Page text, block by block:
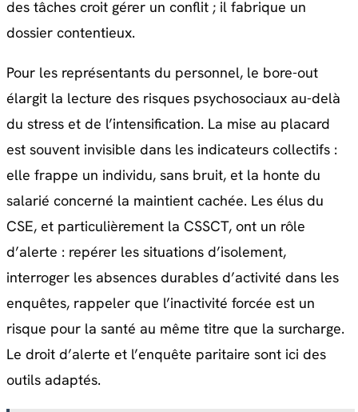
des tâches croit gérer un conflit ; il fabrique un
dossier contentieux.
Pour les représentants du personnel, le bore-out
élargit la lecture des risques psychosociaux au-delà
du stress et de l’intensification. La mise au placard
est souvent invisible dans les indicateurs collectifs :
elle frappe un individu, sans bruit, et la honte du
salarié concerné la maintient cachée. Les élus du
CSE, et particulièrement la CSSCT, ont un rôle
d’alerte : repérer les situations d’isolement,
interroger les absences durables d’activité dans les
enquêtes, rappeler que l’inactivité forcée est un
risque pour la santé au même titre que la surcharge.
Le droit d’alerte et l’enquête paritaire sont ici des
outils adaptés.